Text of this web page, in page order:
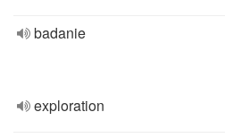
badanie
exploration